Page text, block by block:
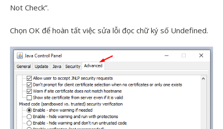
Not Check”.
Chọn OK để hoàn tất việc sửa lỗi đọc chữ ký số Undefined.